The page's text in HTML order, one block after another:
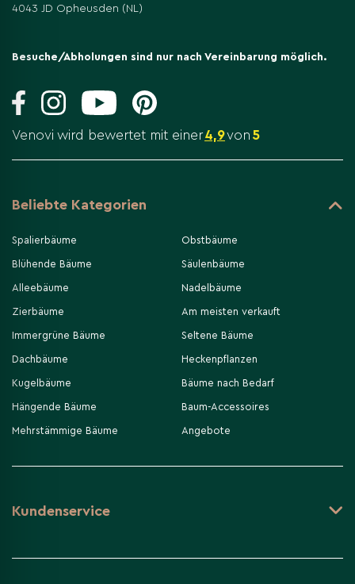
4043 JD Opheusden (NL)
Besuche/Abholungen sind nur nach Vereinbarung möglich.
Venovi wird bewertet mit einer4,9von 5
Beliebte Kategorien
Spalierbäume
Blühende Bäume
Alleebäume
Zierbäume
Immergrüne Bäume
Dachbäume
Kugelbäume
Hängende Bäume
Mehrstämmige Bäume
Obstbäume
Säulenbäume
Nadelbäume
Am meisten verkauft
Seltene Bäume
Heckenpflanzen
Bäume nach Bedarf
Baum-Accessoires
Angebote
Kundenservice